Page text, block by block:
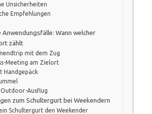
Unsicherheiten
Empfehlungen
Anwendungsfälle: Wann welcher
zählt
mit dem Zug
Meeting am Zielort
Handgepäck
Ausflug
zum Schultergurt bei Weekendern
Schultergurt den Weekender